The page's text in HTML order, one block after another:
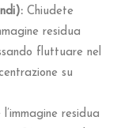
Chiudete
residua
fluttuare nel
su
residua